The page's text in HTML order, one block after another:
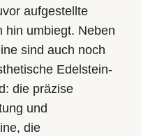
aufgestellte
hin umbiegt. Neben
sind auch noch
Edelstein­
die präzise
und
die